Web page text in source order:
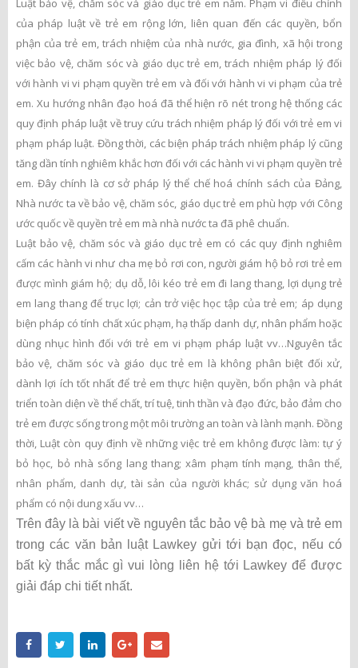
Luật bảo vệ, chăm sóc và giáo dục trẻ em năm. Phạm vi điều chỉnh
của pháp luật về trẻ em rộng lớn, liên quan đến các quyền, bổn
phận của trẻ em, trách nhiệm của nhà nước, gia đình, xã hội trong
việc bảo vệ, chăm sóc và giáo dục trẻ em, trách nhiệm pháp lý đối
với hành vi vi phạm quyền trẻ em và đối với hành vi vi phạm của trẻ
em. Xu hướng nhân đạo hoá đã thể hiện rõ nét trong hệ thống các
quy định pháp luật về truy cứu trách nhiệm pháp lý đối với trẻ em vi
phạm pháp luật. Đồng thời, các biện pháp trách nhiệm pháp lý cũng
tăng dần tính nghiêm khắc hơn đối với các hành vi vi phạm quyền trẻ
em. Đây chính là cơ sở pháp lý thể chế hoá chính sách của Đảng,
Nhà nước ta về bảo vệ, chăm sóc, giáo dục trẻ em phù hợp với Công
ước quốc về quyền trẻ em mà nhà nước ta đã phê chuẩn.
Luật bảo vệ, chăm sóc và giáo dục trẻ em có các quy định nghiêm
cấm các hành vi như cha mẹ bỏ rơi con, người giám hộ bỏ rơi trẻ em
được mình giám hộ; dụ dỗ, lôi kéo trẻ em đi lang thang, lợi dụng trẻ
em lang thang để trục lợi; cản trở việc học tập của trẻ em; áp dụng
biện pháp có tính chất xúc phạm, hạ thấp danh dự, nhân phẩm hoặc
dùng nhục hình đối với trẻ em vi phạm pháp luật vv…Nguyên tắc
bảo vệ, chăm sóc và giáo dục trẻ em là không phân biệt đối xử,
dành lợi ích tốt nhất để trẻ em thực hiện quyền, bổn phận và phát
triển toàn diện về thể chất, trí tuệ, tinh thần và đạo đức, bảo đảm cho
trẻ em được sống trong một môi trường an toàn và lành mạnh. Đồng
thời, Luật còn quy định về những việc trẻ em không được làm: tự ý
bỏ học, bỏ nhà sống lang thang; xâm phạm tính mạng, thân thể,
nhân phẩm, danh dự, tài sản của người khác; sử dụng văn hoá
phẩm có nội dung xấu vv…
Trên đây là bài viết về nguyên tắc bảo vệ bà mẹ và trẻ em
trong các văn bản luật Lawkey gửi tới bạn đọc, nếu có
bất kỳ thắc mắc gì vui lòng liên hệ tới Lawkey để được
giải đáp chi tiết nhất.